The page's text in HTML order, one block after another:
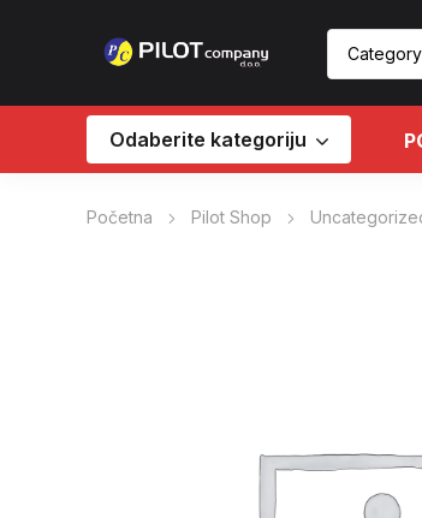
Odaberite kategoriju
Početna Pilot Shop